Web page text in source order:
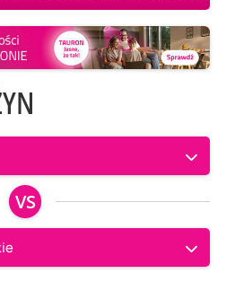
VS